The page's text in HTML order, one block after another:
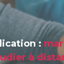
:
à